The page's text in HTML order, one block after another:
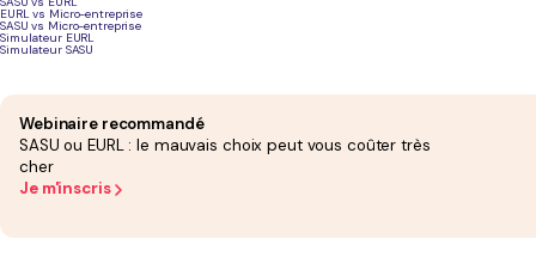
EURL vs Micro-entreprise
SASU vs Micro-entreprise
Simulateur EURL
Simulateur SASU
Webinaire recommandé
SASU ou EURL : le mauvais choix peut vous coûter très
cher
Je m'inscris
guide comparatif
TVA &
L-Expert-
Comptable.com